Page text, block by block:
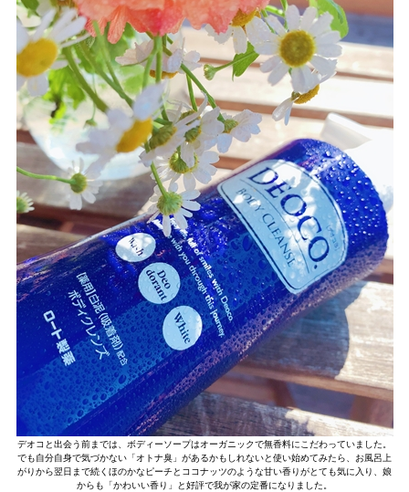
デオコと出会う前までは、ボディーソープはオーガニックで無香料にこだわっていました。
でも自分自身で気づかない「オトナ臭」があるかもしれないと使い始めてみたら、お風呂上
がりから翌日まで続くほのかなピーチとココナッツのような甘い香りがとても気に入り、娘
からも「かわいい香り」と好評で我が家の定番になりました。